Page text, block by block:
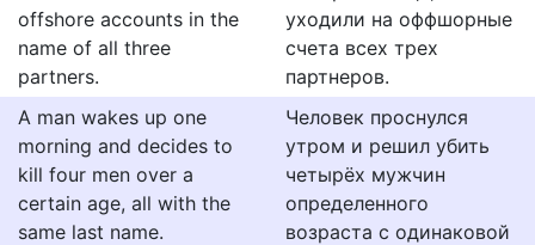
offshore accounts in the
name of all three
partners.
уходили на оффшорные
счета всех трех
партнеров.
A man wakes up one
morning and decides to
kill four men over a
certain age, all with the
same last name.
Человек проснулся
утром и решил убить
четырёх мужчин
определенного
возраста с одинаковой